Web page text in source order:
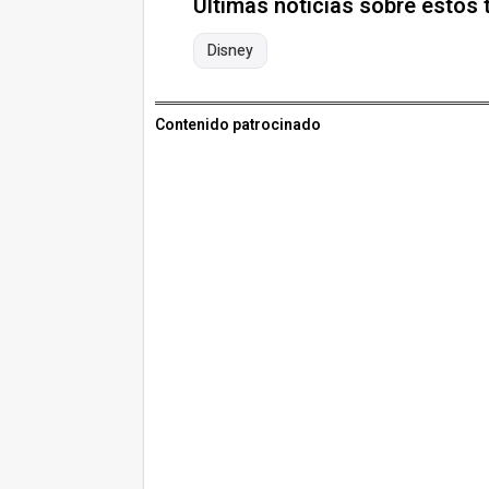
Disney
Contenido patrocinado